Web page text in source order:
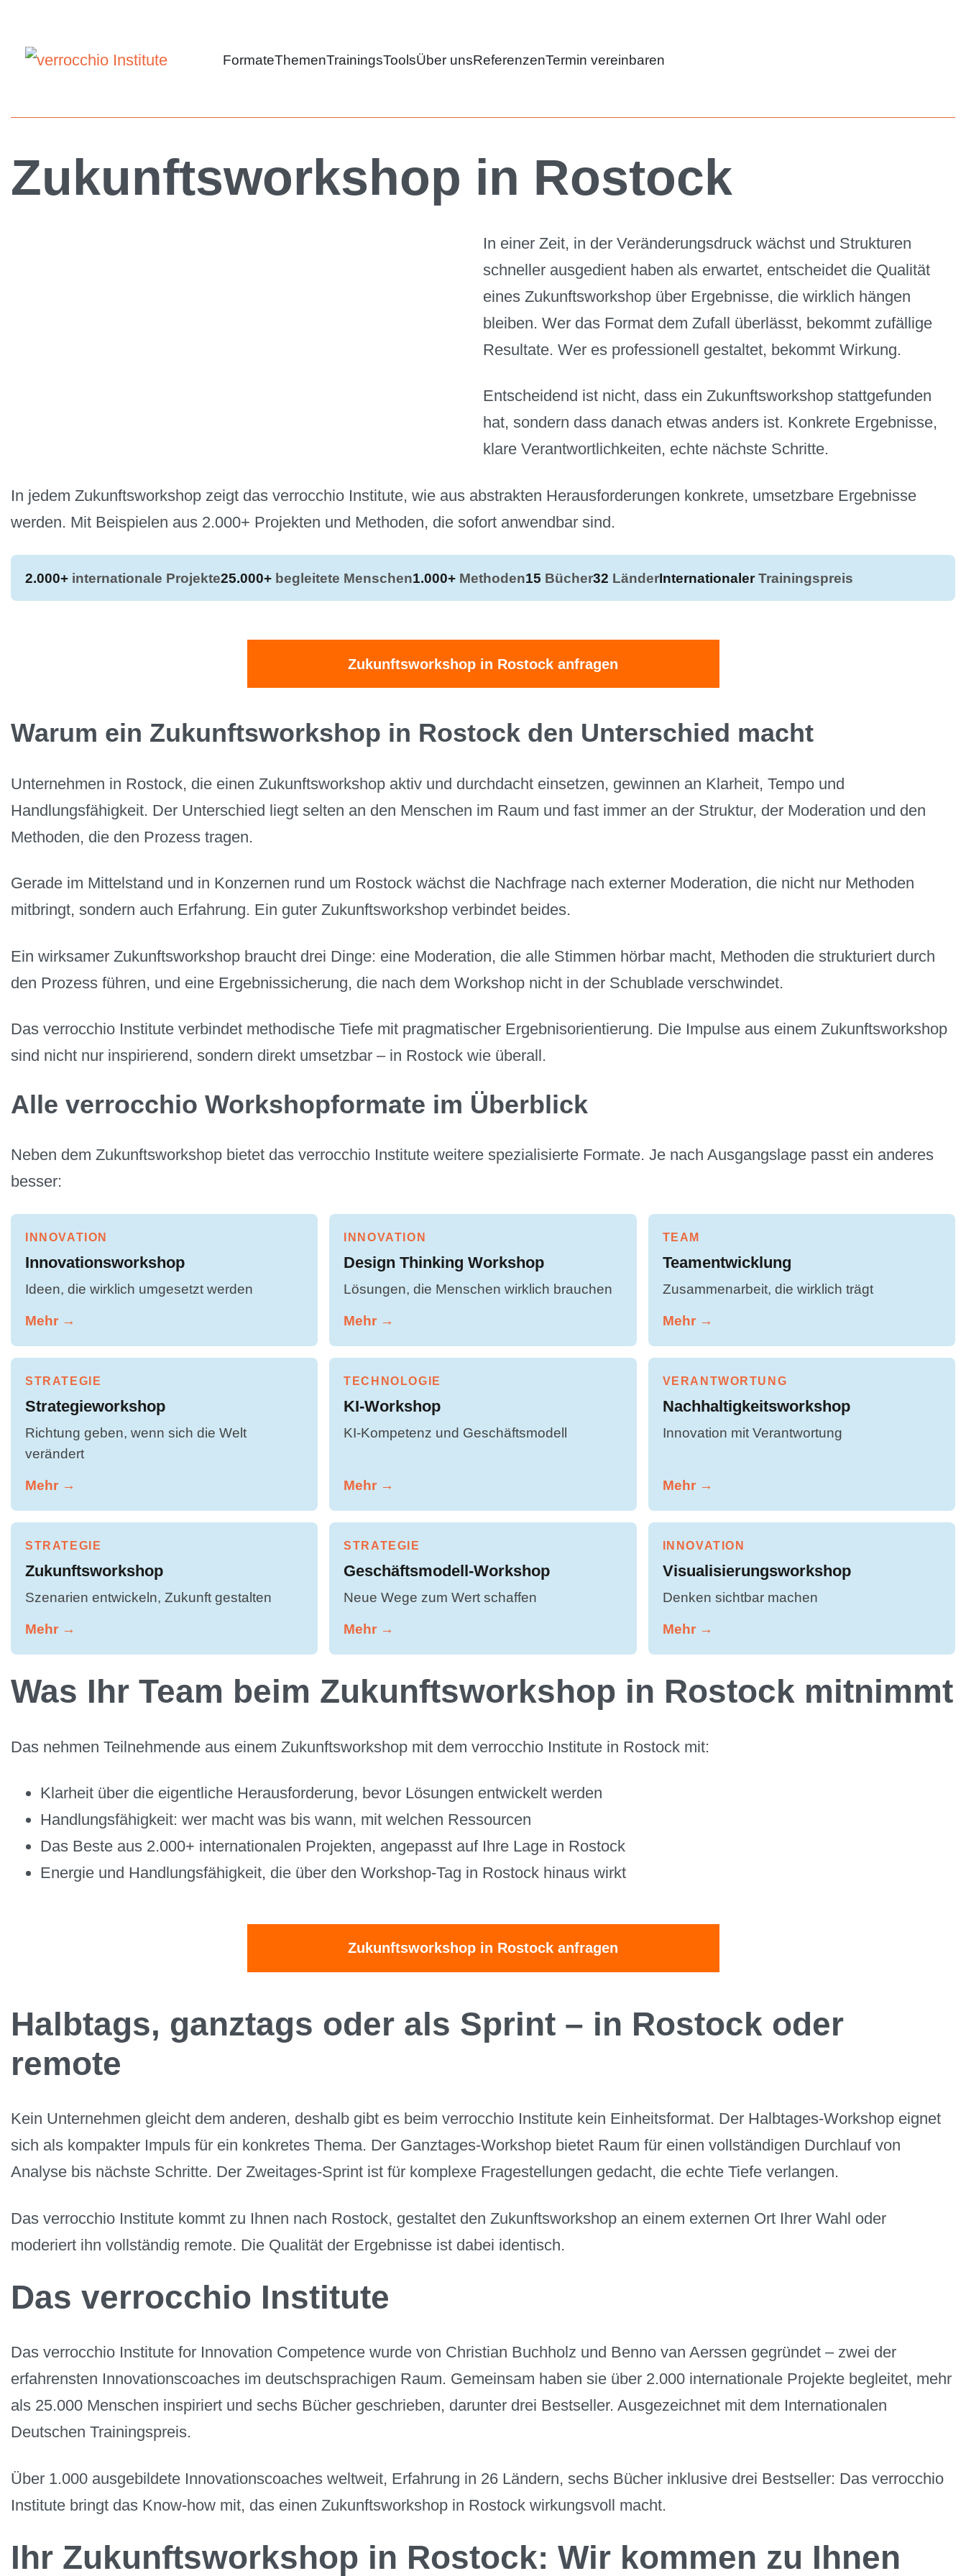
FormateThemenTrainingsToolsÜber unsReferenzenTermin vereinbaren
Zukunftsworkshop in Rostock
In einer Zeit, in der Veränderungsdruck wächst und Strukturen
schneller ausgedient haben als erwartet, entscheidet die Qualität
eines Zukunftsworkshop über Ergebnisse, die wirklich hängen
bleiben. Wer das Format dem Zufall überlässt, bekommt zufällige
Resultate. Wer es professionell gestaltet, bekommt Wirkung.
Entscheidend ist nicht, dass ein Zukunftsworkshop stattgefunden
hat, sondern dass danach etwas anders ist. Konkrete Ergebnisse,
klare Verantwortlichkeiten, echte nächste Schritte.
In jedem Zukunftsworkshop zeigt das verrocchio Institute, wie aus abstrakten Herausforderungen konkrete, umsetzbare Ergebnisse
werden. Mit Beispielen aus 2.000+ Projekten und Methoden, die sofort anwendbar sind.
2.000+ internationale Projekte25.000+ begleitete Menschen1.000+ Methoden15 Bücher32 LänderInternationalerTrainingspreis
Zukunftsworkshop in Rostock anfragen
Warum ein Zukunftsworkshop in Rostock den Unterschied macht
Unternehmen in Rostock, die einen Zukunftsworkshop aktiv und durchdacht einsetzen, gewinnen an Klarheit, Tempo und
Handlungsfähigkeit. Der Unterschied liegt selten an den Menschen im Raum und fast immer an der Struktur, der Moderation und den
Methoden, die den Prozess tragen.
Gerade im Mittelstand und in Konzernen rund um Rostock wächst die Nachfrage nach externer Moderation, die nicht nur Methoden
mitbringt, sondern auch Erfahrung. Ein guter Zukunftsworkshop verbindet beides.
Ein wirksamer Zukunftsworkshop braucht drei Dinge: eine Moderation, die alle Stimmen hörbar macht, Methoden die strukturiert durch
den Prozess führen, und eine Ergebnissicherung, die nach dem Workshop nicht in der Schublade verschwindet.
Das verrocchio Institute verbindet methodische Tiefe mit pragmatischer Ergebnisorientierung. Die Impulse aus einem Zukunftsworkshop
sind nicht nur inspirierend, sondern direkt umsetzbar – in Rostock wie überall.
Alle verrocchio Workshopformate im Überblick
Neben dem Zukunftsworkshop bietet das verrocchio Institute weitere spezialisierte Formate. Je nach Ausgangslage passt ein anderes
besser:
INNOVATION
Innovationsworkshop
Ideen, die wirklich umgesetzt werden
Mehr →
INNOVATION
Design Thinking Workshop
Lösungen, die Menschen wirklich brauchen
Mehr →
TEAM
Teamentwicklung
Zusammenarbeit, die wirklich trägt
Mehr →
STRATEGIE
Strategieworkshop
Richtung geben, wenn sich die Welt
verändert
Mehr →
TECHNOLOGIE
KI-Workshop
KI-Kompetenz und Geschäftsmodell
Mehr →
VERANTWORTUNG
Nachhaltigkeitsworkshop
Innovation mit Verantwortung
Mehr →
STRATEGIE
Zukunftsworkshop
Szenarien entwickeln, Zukunft gestalten
Mehr →
STRATEGIE
Geschäftsmodell-Workshop
Neue Wege zum Wert schaffen
Mehr →
INNOVATION
Visualisierungsworkshop
Denken sichtbar machen
Mehr →
Was Ihr Team beim Zukunftsworkshop in Rostock mitnimmt
Das nehmen Teilnehmende aus einem Zukunftsworkshop mit dem verrocchio Institute in Rostock mit:
Klarheit über die eigentliche Herausforderung, bevor Lösungen entwickelt werden
Handlungsfähigkeit: wer macht was bis wann, mit welchen Ressourcen
Das Beste aus 2.000+ internationalen Projekten, angepasst auf Ihre Lage in Rostock
Energie und Handlungsfähigkeit, die über den Workshop-Tag in Rostock hinaus wirkt
Zukunftsworkshop in Rostock anfragen
Halbtags, ganztags oder als Sprint – in Rostock oder
remote
Kein Unternehmen gleicht dem anderen, deshalb gibt es beim verrocchio Institute kein Einheitsformat. Der Halbtages-Workshop eignet
sich als kompakter Impuls für ein konkretes Thema. Der Ganztages-Workshop bietet Raum für einen vollständigen Durchlauf von
Analyse bis nächste Schritte. Der Zweitages-Sprint ist für komplexe Fragestellungen gedacht, die echte Tiefe verlangen.
Das verrocchio Institute kommt zu Ihnen nach Rostock, gestaltet den Zukunftsworkshop an einem externen Ort Ihrer Wahl oder
moderiert ihn vollständig remote. Die Qualität der Ergebnisse ist dabei identisch.
Das verrocchio Institute
Das verrocchio Institute for Innovation Competence wurde von Christian Buchholz und Benno van Aerssen gegründet – zwei der
erfahrensten Innovationscoaches im deutschsprachigen Raum. Gemeinsam haben sie über 2.000 internationale Projekte begleitet, mehr
als 25.000 Menschen inspiriert und sechs Bücher geschrieben, darunter drei Bestseller. Ausgezeichnet mit dem Internationalen
Deutschen Trainingspreis.
Über 1.000 ausgebildete Innovationscoaches weltweit, Erfahrung in 26 Ländern, sechs Bücher inklusive drei Bestseller: Das verrocchio
Institute bringt das Know-how mit, das einen Zukunftsworkshop in Rostock wirkungsvoll macht.
Ihr Zukunftsworkshop in Rostock: Wir kommen zu Ihnen